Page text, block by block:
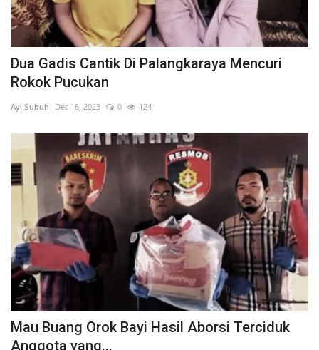
Dua Gadis Cantik Di Palangkaraya Mencuri
Rokok Pucukan
Ayi.Subuh Dec 16, 2023 0 124
Mau Buang Orok Bayi Hasil Aborsi Terciduk
Anggota yang...